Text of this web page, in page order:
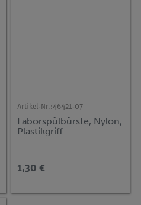
Artikel-Nr.:46421-07
Laborspülbürste, Nylon,
Plastikgriff
1,30 €